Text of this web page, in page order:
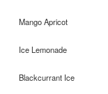
Mango Apricot
Ice Lemonade
Blackcurrant Ice